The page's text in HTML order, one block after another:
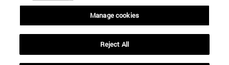
Manage cookies
Reject All